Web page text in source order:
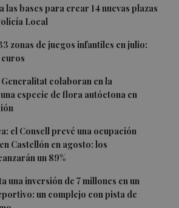
las bases para crear 14 nuevas plazas
Local
zonas de juegos infantiles en julio:
colaboran en la
especie de flora autóctona en
el Consell prevé una ocupación
Castellón en agosto: los
un 89%
una inversión de 7 millones en un
un complejo con pista de